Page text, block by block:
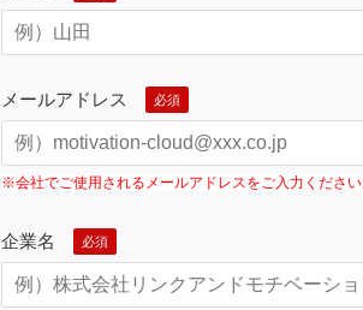
メールアドレス
※会社でご使用されるメールアドレスをご入力くださ
企業名